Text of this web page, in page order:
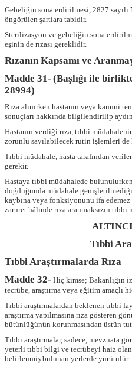
Gebeliğin sona erdirilmesi, 2827 sayılı
öngörülen şartlara tabidir.
Sterilizasyon ve gebeliğin sona
eşinin de rızası gereklidir.
Rızanın Kapsamı ve
Madde 31- (Başlığı ile
28994)
Rıza alınırken hastanın veya kanuni
sonuçları hakkında bilgilendirilip
Hastanın verdiği rıza, tıbbi
zorunlu sayılabilecek rutin işlemleri de
Tıbbi müdahale, hasta tarafından
gerekir.
Hastaya tıbbi müdahalede
doğduğunda müdahale
kaybına veya fonksiyonunu ifa
zaruret hâlinde rıza aranmaksızın
Tıbbi
Tıbbi Araştırmalarda Rıza
Madde 32- Hiç kimse; Bakanlığın
tecrübe, araştırma veya eğitim amaçlı
Tıbbi araştırmalardan beklenen tıbbi
araştırma yapılmasına rıza gösteren
bütünlüğünün korunmasından üstün
Tıbbi araştırmalar, sadece, mevzuata
yeterli tıbbi bilgi ve tecrübeyi haiz
belirlenmiş bulunan yerlerde yürütülür.